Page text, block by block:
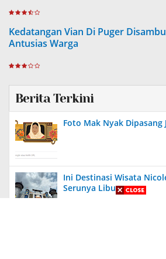
Kedatangan Vian Di Puger
Antusias Warga
Berita Terkini
Foto Mak Nyak Dipasang
Ini Destinasi Wisata
Serunya Liburan